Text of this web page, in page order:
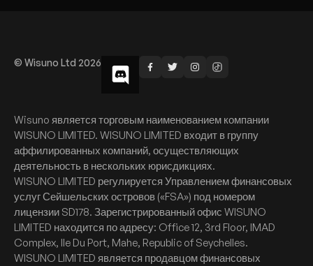
© Wisuno Ltd 2026
Wisuno является торговым наименованием компании
WISUNO LIMITED. WISUNO LIMITED входит в группу
аффилированных компаний, осуществляющих
деятельность в нескольких юрисдикциях.
WISUNO LIMITED регулируется Управлением финансовых
услуг Сейшельских островов («FSA») под номером
лицензии SD178. Зарегистрированный офис WISUNO
LIMITED находится по адресу: Office 12, 3rd Floor, IMAD
Complex, Ile Du Port, Mahe, Republic of Seychelles.
WISUNO LIMITED является продавцом финансовых